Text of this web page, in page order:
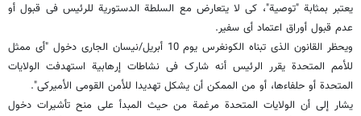
یعتبر بمثابة "توصیة"، کی لا یتعارض مع السلطة الدستوریة للرئیس فی قبول أو
عدم قبول أوراق اعتماد أی سفیر.
ویحظر القانون الذی تبناه الکونغرس یوم 10 أبریل/نیسان الجاری دخول "أی ممثل
للأمم المتحدة یقرر الرئیس أنه شارک فی نشاطات إرهابیة استهدفت الولایات
المتحدة أو حلفاءها، أو من الممکن أن یشکل تهدیدا للأمن القومی الأمیرکی".
یشار إلى أن الولایات المتحدة مرغمة من حیث المبدأ على منح تأشیرات دخول